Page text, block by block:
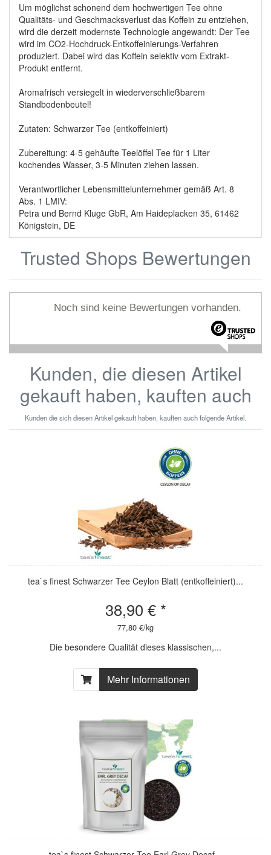
Um möglichst schonend dem hochwertigen Tee ohne
Qualitäts- und Geschmacksverlust das Koffein zu entziehen,
wird die derzeit modernste Technologie angewandt: Der Tee
wird im CO2-Hochdruck-Entkoffeinierungs-Verfahren
produziert. Dabei wird das Koffein selektiv vom Extrakt-
Produkt entfernt.
Aromafrisch versiegelt in wiederverschließbarem
Standbodenbeutel!
Zutaten: Schwarzer Tee (entkoffeiniert)
Zubereitung: 4-5 gehäufte Teelöffel Tee für 1 Liter
kochendes Wasser, 3-5 Minuten ziehen lassen.
Verantwortlicher Lebensmittelunternehmer gemäß Art. 8
Abs. 1 LMIV:
Petra und Bernd Kluge GbR, Am Haideplacken 35, 61462
Königstein, DE
Trusted Shops Bewertungen
Noch sind keine Bewertungen vorhanden.
Kunden, die diesen Artikel
gekauft haben, kauften auch
Kunden die sich diesen Artikel gekauft haben, kauften auch folgende Artikel.
tea`s finest Schwarzer Tee Ceylon Blatt (entkoffeiniert)...
38,90 € *
77,80 €/kg
Die besondere Qualität dieses klassischen,...
Mehr Informationen